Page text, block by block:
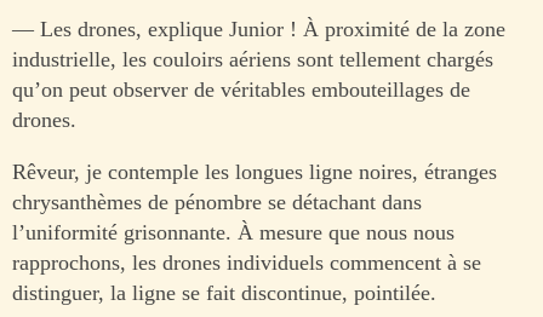
— Les drones, explique Junior ! À proximité de la zone
industrielle, les couloirs aériens sont tellement chargés
qu’on peut observer de véritables embouteillages de
drones.
Rêveur, je contemple les longues ligne noires, étranges
chrysanthèmes de pénombre se détachant dans
l’uniformité grisonnante. À mesure que nous nous
rapprochons, les drones individuels commencent à se
distinguer, la ligne se fait discontinue, pointilée.